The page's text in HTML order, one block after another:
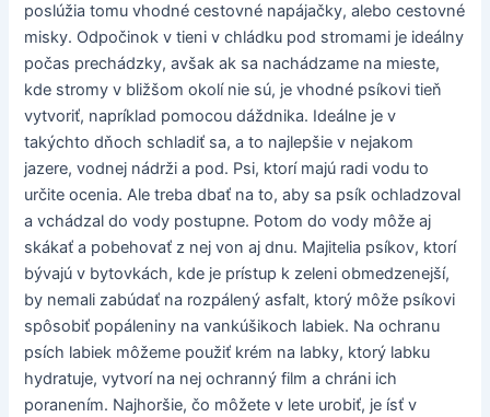
poslúžia tomu vhodné cestovné napájačky, alebo cestovné
misky. Odpočinok v tieni v chládku pod stromami je ideálny
počas prechádzky, avšak ak sa nachádzame na mieste,
kde stromy v bližšom okolí nie sú, je vhodné psíkovi tieň
vytvoriť, napríklad pomocou dáždnika. Ideálne je v
takýchto dňoch schladiť sa, a to najlepšie v nejakom
jazere, vodnej nádrži a pod. Psi, ktorí majú radi vodu to
určite ocenia. Ale treba dbať na to, aby sa psík ochladzoval
a vchádzal do vody postupne. Potom do vody môže aj
skákať a pobehovať z nej von aj dnu. Majitelia psíkov, ktorí
bývajú v bytovkách, kde je prístup k zeleni obmedzenejší,
by nemali zabúdať na rozpálený asfalt, ktorý môže psíkovi
spôsobiť popáleniny na vankúšikoch labiek. Na ochranu
psích labiek môžeme použiť krém na labky, ktorý labku
hydratuje, vytvorí na nej ochranný film a chráni ich
poranením. Najhoršie, čo môžete v lete urobiť, je ísť v